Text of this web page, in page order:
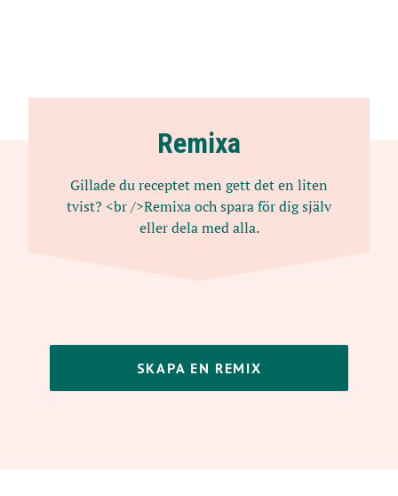
Remixa
Gillade du receptet men gett det en liten
tvist? <br />Remixa och spara för dig själv
eller dela med alla.
SKAPA EN REMIX